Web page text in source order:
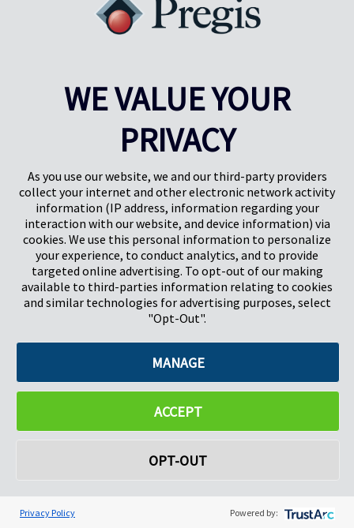
Das Verlangen der Verbraucher nach sofortiger Befriedigung
wird weiter wachsen, weshalb traditionelle Einzelhändler und
lokale Geschäfte Fulfillment-Zentren nutzen können und
43
Pregis IQ-Zentrum
Niederlande
Pregis GmbH
WE VALUE YOUR
PRIVACY
As you use our website, we and our third-party providers
collect your internet and other electronic network activity
information (IP address, information regarding your
interaction with our website, and device information) via
cookies. We use this personal information to personalize
your experience, to conduct analytics, and to provide
targeted online advertising. To opt-out of our making
available to third-parties information relating to cookies
and similar technologies for advertising purposes, select
"Opt-Out".
MANAGE
ACCEPT
OPT-OUT
Privacy Policy Powered by: